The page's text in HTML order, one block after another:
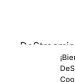
En calidad